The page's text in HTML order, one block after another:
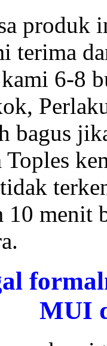
produk
terima
6-8
bagus
Toples
10 menit
MUI